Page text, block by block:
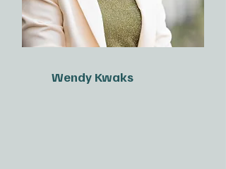
Wendy Kwaks